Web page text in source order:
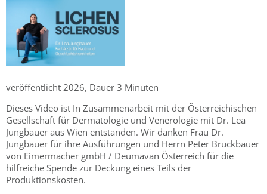
veröffentlicht 2026, Dauer 3 Minuten
Dieses Video ist In Zusammenarbeit mit der Österreichischen
Gesellschaft für Dermatologie und Venerologie mit Dr. Lea
Jungbauer aus Wien entstanden. Wir danken Frau Dr.
Jungbauer für ihre Ausführungen und Herrn Peter Bruckbauer
von Eimermacher gmbH / Deumavan Österreich für die
hilfreiche Spende zur Deckung eines Teils der
Produktionskosten.